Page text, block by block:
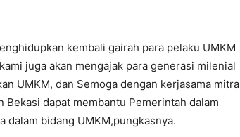
kembali gairah para pelaku UMKM
juga akan mengajak para generasi milenial
UMKM, dan Semoga dengan kerjasama mitra
dapat membantu Pemerintah dalam
dalam bidang UMKM,pungkasnya.